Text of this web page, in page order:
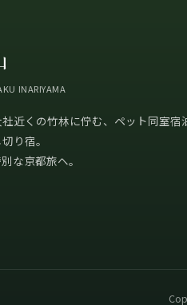
INARIYAMA
近くの竹林に佇む、ペット同室宿
り宿。
な京都旅へ。